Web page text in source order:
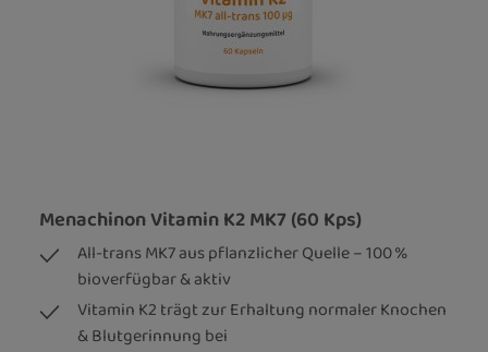
Menachinon Vitamin K2 MK7 (60 Kps)
All-trans MK7 aus pflanzlicher Quelle – 100 %
bioverfügbar & aktiv
Vitamin K2 trägt zur Erhaltung normaler Knochen
& Blutgerinnung bei